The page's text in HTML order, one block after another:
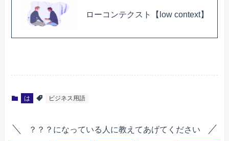
ローコンテクスト【low context】
は ビジネス用語
？？？になっている人に教えてあげてください